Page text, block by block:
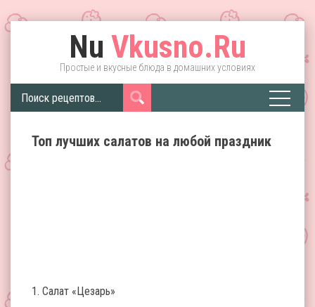
Nu Vkusno.Ru
Простые и вкусные блюда в домашних условиях
Топ лучших салатов на любой праздник
1. Салат «Цезарь»